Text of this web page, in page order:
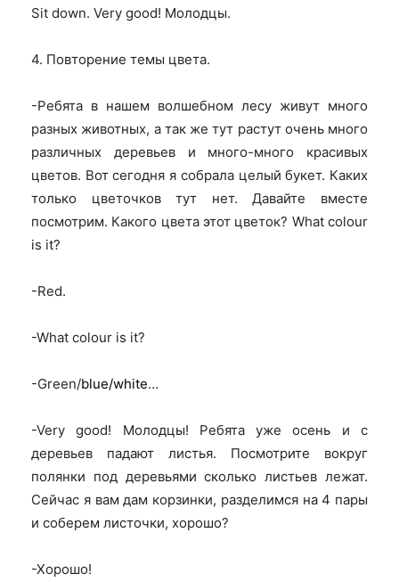
Sit down. Very good! Молодцы.
4. Повторение темы цвета.
-Ребята в нашем волшебном лесу живут много
разных животных, а так же тут растут очень много
различных деревьев и много-много красивых
цветов. Вот сегодня я собрала целый букет. Каких
только цветочков тут нет. Давайте вместе
посмотрим. Какого цвета этот цветок? What colour
is it?
-Red.
-What colour is it?
-Green/blue/white…
-Very good! Молодцы! Ребята уже осень и с
деревьев падают листья. Посмотрите вокруг
полянки под деревьями сколько листьев лежат.
Сейчас я вам дам корзинки, разделимся на 4 пары
и соберем листочки, хорошо?
-Хорошо!